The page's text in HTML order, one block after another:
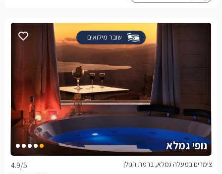
שובר מילואים
נופי גמלא
4.9/5 צימרים במעלה גמלא, ברמת הגולן